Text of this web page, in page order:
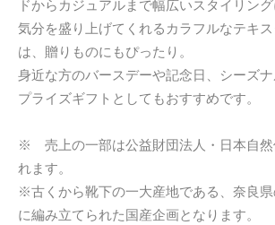
ドからカジュアルまで幅広いスタイリング
気分を盛り上げてくれるカラフルなテキ
は、贈りものにもぴったり。
身近な方のバースデーや記念日、シーズ
プライズギフトとしてもおすすめです。
※ 売上の一部は公益財団法人・日本自然
れます。
※古くから靴下の一大産地である、奈良
に編み立てられた国産企画となります。